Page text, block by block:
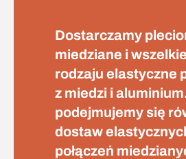
Dostarczamy
miedziane i
rodzaju elastyczne
z miedzi i
podejmujemy się
dostaw
połączeń